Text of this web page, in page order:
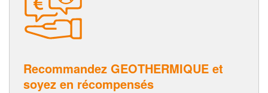
Recommandez GEOTHERMIQUE et
soyez en récompensés